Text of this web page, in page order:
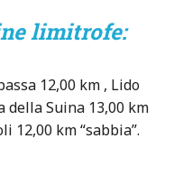
limitrofe:
12,00 km , Lido
della Suina 13,00 km
12,00 km “sabbia”.